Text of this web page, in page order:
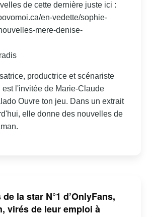
de cette dernière juste ici :
en-vedette/sophie-
mere-denise-
productrice et scénariste
est l'invitée de Marie-Claude
Ouvre ton jeu. Dans un extrait
elle donne des nouvelles de
la star N°1 d’OnlyFans,
virés de leur emploi à